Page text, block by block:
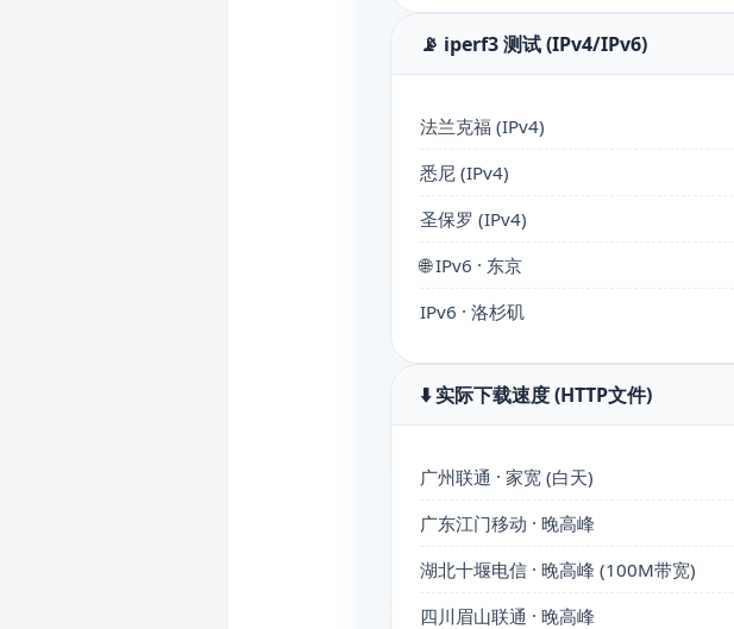
📡 iperf3 测试 (IPv4/IPv6)
法兰克福 (IPv4)
悉尼 (IPv4)
圣保罗 (IPv4)
🌐 IPv6 · 东京
IPv6 · 洛杉矶
⬇️ 实际下载速度 (HTTP文件)
广州联通 · 家宽 (白天)
广东江门移动 · 晚高峰
湖北十堰电信 · 晚高峰 (100M带宽)
四川眉山联通 · 晚高峰